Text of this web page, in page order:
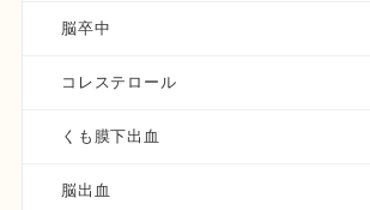
脳卒中
コレステロール
くも膜下出血
脳出血